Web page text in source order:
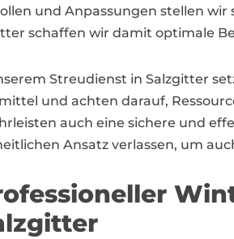
und Anpassungen stellen
schaffen wir damit optimale
Streudienst in Salzgitter
und achten darauf,
auch eine sichere und
Ansatz verlassen, um